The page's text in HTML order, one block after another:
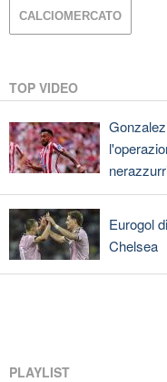
CALCIOMERCATO
TOP VIDEO
Eurogol
Chelsea
PLAYLIST